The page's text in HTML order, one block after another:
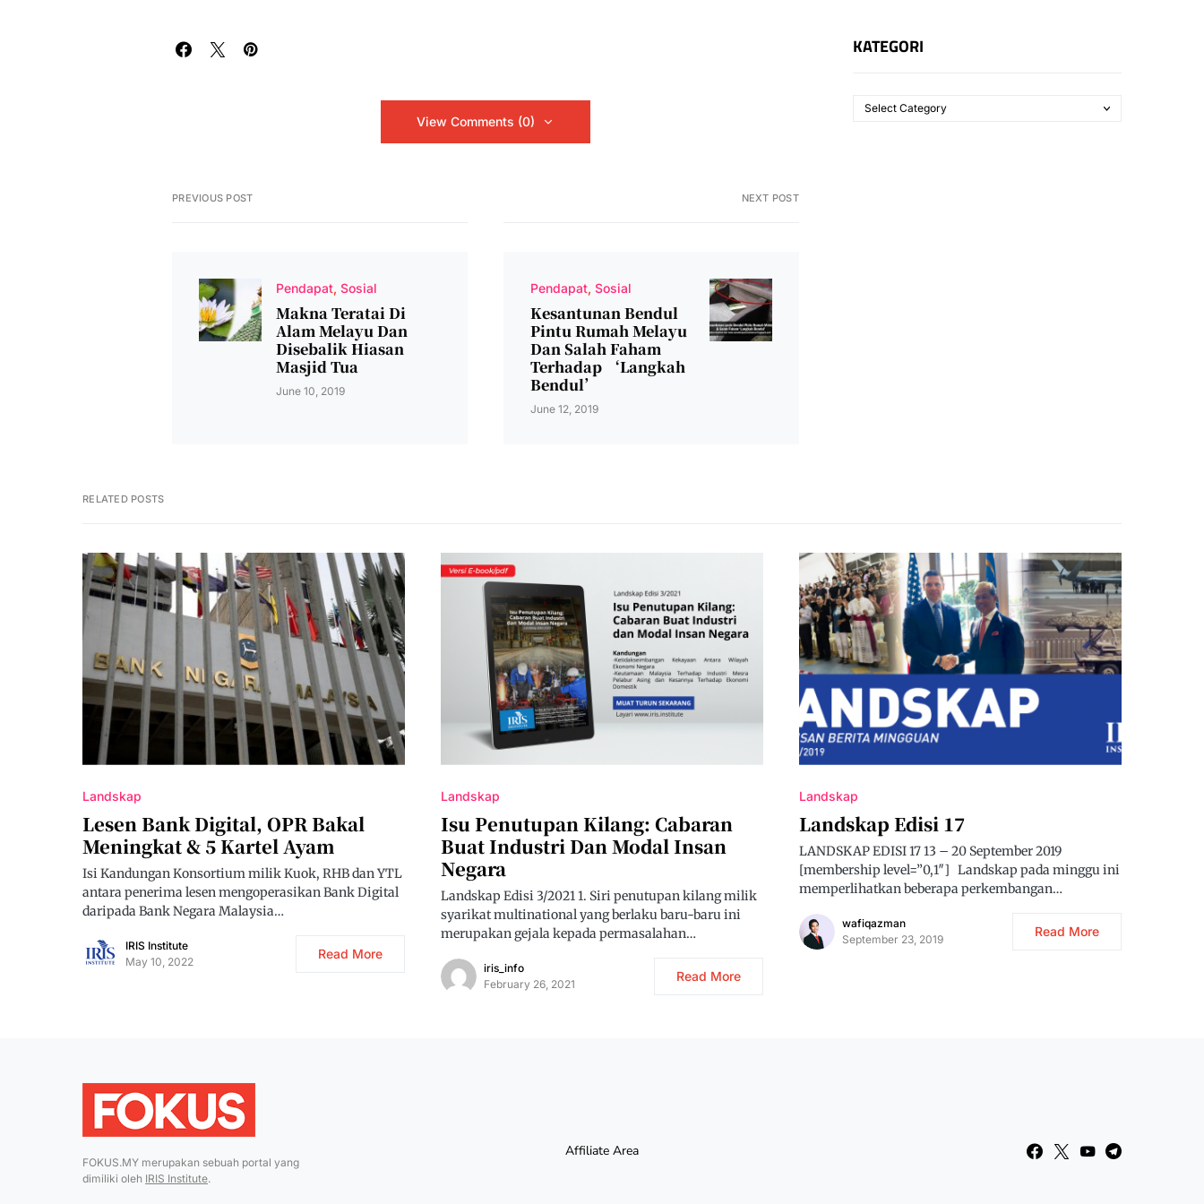
View Comments (0)
PREVIOUS POST
Pendapat Sosial
Makna Teratai Di
Alam Melayu Dan
Disebalik Hiasan
Masjid Tua
June 10, 2019
NEXT POST
Pendapat Sosial
Kesantunan Bendul
Pintu Rumah Melayu
Dan Salah Faham
Terhadap ‘langkah
Bendul’
June 12, 2019
KATEGORI
RELATED POSTS
Landskap
Lesen Bank Digital, OPR Bakal
Meningkat & 5 Kartel Ayam
Isi Kandungan Konsortium milik Kuok, RHB dan YTL
antara penerima lesen mengoperasikan Bank Digital
daripada Bank Negara Malaysia…
IRIS Institute
May 10, 2022
Read More
Landskap
Isu Penutupan Kilang: Cabaran
Buat Industri Dan Modal Insan
Negara
Landskap Edisi 3/2021 1. Siri penutupan kilang milik
syarikat multinational yang berlaku baru-baru ini
merupakan gejala kepada permasalahan…
iris_info
February 26, 2021
Read More
Landskap
Landskap Edisi 17
LANDSKAP EDISI 17 13 – 20 September 2019
[membership level=”0,1″] Landskap pada minggu ini
memperlihatkan beberapa perkembangan…
wafiqazman
September 23, 2019
Read More
FOKUS.MY merupakan sebuah portal yang
dimiliki oleh IRIS Institute.
Affiliate Area